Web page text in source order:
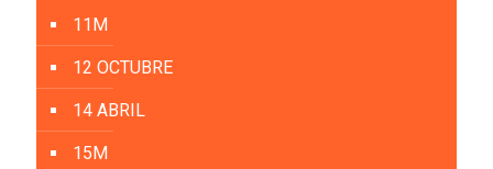
11M
12 OCTUBRE
14 ABRIL
15M